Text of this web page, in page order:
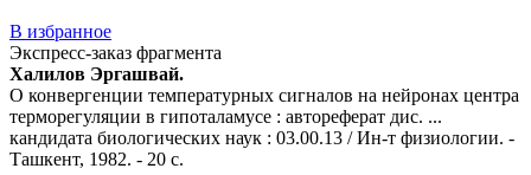
В избранное
Экспресс-заказ фрагмента
Халилов Эргашвай.
О конвергенции температурных сигналов на нейронах центра
терморегуляции в гипоталамусе : автореферат дис. ...
кандидата биологических наук : 03.00.13 / Ин-т физиологии. -
Ташкент, 1982. - 20 с.